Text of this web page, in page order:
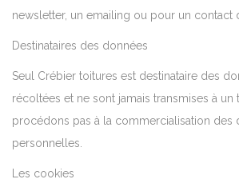
newsletter, un emailing ou pour un contact
Destinataires des données
Seul Crébier toitures est destinataire des
récoltées et ne sont jamais transmises à un
procédons pas à la commercialisation des
personnelles.
Les cookies